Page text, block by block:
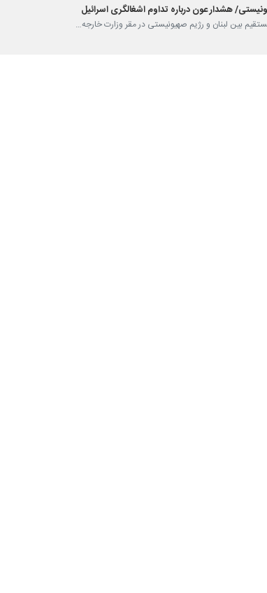
هشدار عون درباره تداوم اشغالگری اسرائیل
مستقیم بین لبنان و رژیم صهیونیستی در مقر وزارت خارجه…